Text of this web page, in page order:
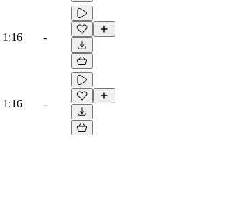
1:16 -
1:16 -